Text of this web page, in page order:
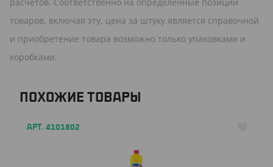
товаров, включая эту, цена за штуку является справочной
и приобретение товара возможно только упаковками и
коробками.
ПОХОЖИЕ ТОВАРЫ
АРТ. 4101802